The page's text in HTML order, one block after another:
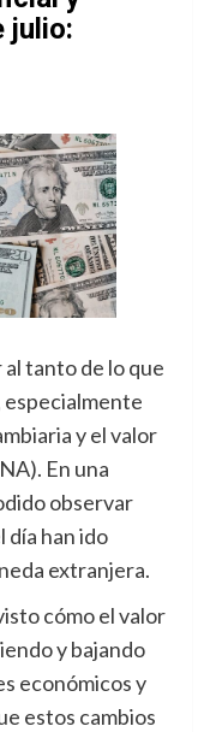
julio:
tanto de lo que
especialmente
y el valor
En una
observar
día han ido
extranjera.
cómo el valor
y bajando
económicos y
estos cambios